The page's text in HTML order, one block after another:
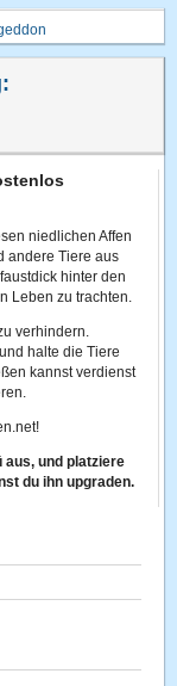
niedlichen Affen
andere Tiere aus
hinter den
Leben zu trachten.
verhindern.
halte die Tiere
kannst verdienst
aus, und platziere
du ihn upgraden.